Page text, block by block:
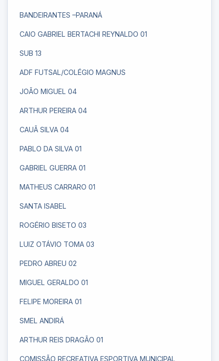
BANDEIRANTES –PARANÁ
CAIO GABRIEL BERTACHI REYNALDO 01
SUB 13
ADF FUTSAL/COLÉGIO MAGNUS
JOÃO MIGUEL 04
ARTHUR PEREIRA 04
CAUÃ SILVA 04
PABLO DA SILVA 01
GABRIEL GUERRA 01
MATHEUS CARRARO 01
SANTA ISABEL
ROGÉRIO BISETO 03
LUIZ OTÁVIO TOMA 03
PEDRO ABREU 02
MIGUEL GERALDO 01
FELIPE MOREIRA 01
SMEL ANDIRÁ
ARTHUR REIS DRAGÃO 01
COMISSÃO RECREATIVA ESPORTIVA MUNICIPAL